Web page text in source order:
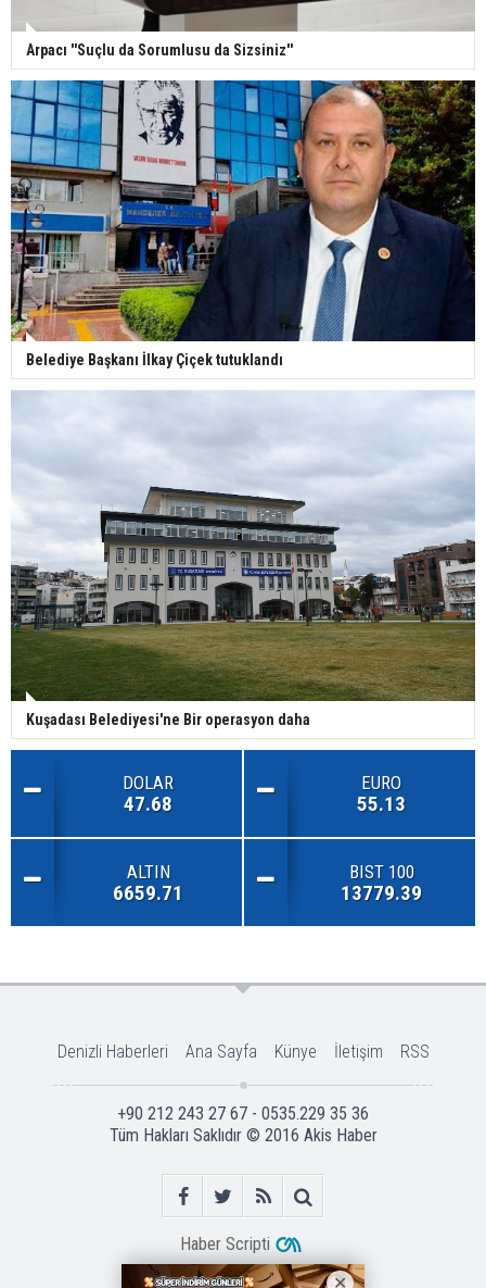
Arpacı ''Suçlu da Sorumlusu da Sizsiniz''
Belediye Başkanı İlkay Çiçek tutuklandı
Kuşadası Belediyesi'ne Bir operasyon daha
DOLAR
47.68
EURO
55.13
ALTIN
6659.71
BIST 100
13779.39
Denizli Haberleri Ana Sayfa Künye İletişim RSS
+90 212 243 27 67 - 0535.229 35 36
Tüm Hakları Saklıdır © 2016 Akis Haber
Haber Scripti